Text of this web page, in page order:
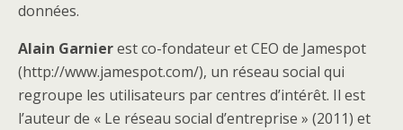
données.
Alain Garnierest co-fondateur et CEO de Jamespot
(http://www.jamespot.com/), un réseau social qui
regroupe les utilisateurs par centres d’intérêt. Il est
l’auteur de « Le réseau social d’entreprise » (2011) et